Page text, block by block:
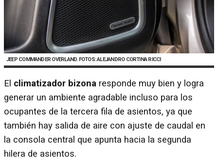
JEEP COMMANDER OVERLAND. FOTOS: ALEJANDRO CORTINA RICCI
El climatizador bizona responde muy bien y logra
generar un ambiente agradable incluso para los
ocupantes de la tercera fila de asientos, ya que
también hay salida de aire con ajuste de caudal en
la consola central que apunta hacia la segunda
hilera de asientos.